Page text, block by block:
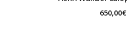
650,00€